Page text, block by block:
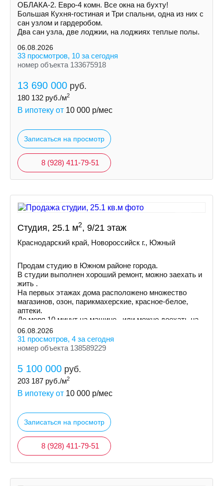
ОБЛАКА-2. Евро-4 комн. Все окна на бухту!
Большая Кухня-гостиная и Три спальни, одна из них с
сан узлом и гардеробом.
Два сан узла, две лоджии, на лоджиях теплые полы.
06.08.2026
33 просмотров, 10 за сегодня
номер объекта 133675918
13 690 000 руб.
180 132 руб./м2
В ипотеку от 10 000 р/мес
Записаться на просмотр
8 (928) 411-79-51
Студия, 25.1 м2, 9/21 этаж
Краснодарский край, Новороссийск г., Южный
Продам студию в Южном районе города.
В студии выполнен хороший ремонт, можно заехать и
жить .
На первых этажах дома расположено множество
магазинов, озон, парикмахерские, красное-белое,
аптеки.
До моря 10 минут на машине , или можно доехать на
маршрутке.
06.08.2026
31 просмотров, 4 за сегодня
номер объекта 138589229
5 100 000 руб.
203 187 руб./м2
В ипотеку от 10 000 р/мес
Записаться на просмотр
8 (928) 411-79-51